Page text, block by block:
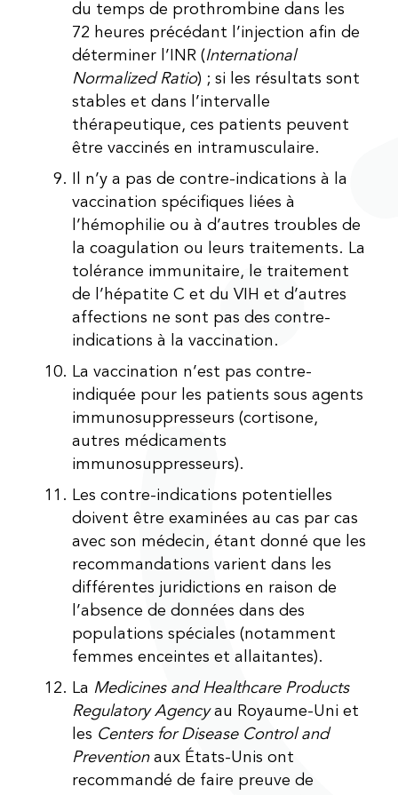
du temps de prothrombine dans les
72 heures précédant l’injection afin de
déterminer l’INR (International
Normalized Ratio) ; si les résultats sont
stables et dans l’intervalle
thérapeutique, ces patients peuvent
être vaccinés en intramusculaire.
Il n’y a pas de contre-indications à la
vaccination spécifiques liées à
l’hémophilie ou à d’autres troubles de
la coagulation ou leurs traitements. La
tolérance immunitaire, le traitement
de l’hépatite C et du VIH et d’autres
affections ne sont pas des contre-
indications à la vaccination.
La vaccination n’est pas contre-
indiquée pour les patients sous agents
immunosuppresseurs (cortisone,
autres médicaments
immunosuppresseurs).
Les contre-indications potentielles
doivent être examinées au cas par cas
avec son médecin, étant donné que les
recommandations varient dans les
différentes juridictions en raison de
l’absence de données dans des
populations spéciales (notamment
femmes enceintes et allaitantes).
La Medicines and Healthcare Products
Regulatory Agencyau Royaume-Uni et
les Centers for Disease Control and
Preventionaux États-Unis ont
recommandé de faire preuve de